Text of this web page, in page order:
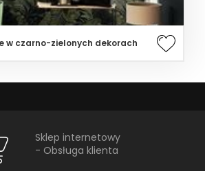
w czarno-zielonych dekorach
Sklep internetowy
- Obsługa klienta